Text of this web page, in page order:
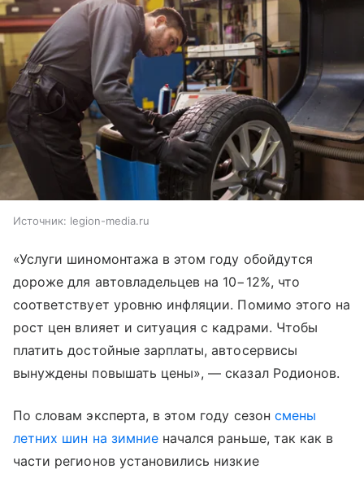
Источник: legion-media.ru
«Услуги шиномонтажа в этом году обойдутся
дороже для автовладельцев на 10−12%, что
соответствует уровню инфляции. Помимо этого на
рост цен влияет и ситуация с кадрами. Чтобы
платить достойные зарплаты, автосервисы
вынуждены повышать цены», — сказал Родионов.
По словам эксперта, в этом году сезон смены
летних шин на зимниеначался раньше, так как в
части регионов установились низкие